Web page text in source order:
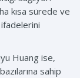
kısa sürede ve
Huang ise,
sahip